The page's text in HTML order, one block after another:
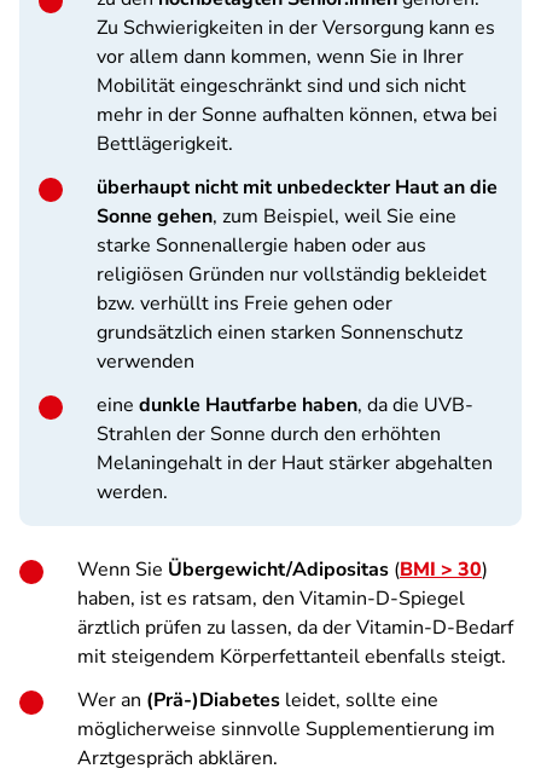
Zu Schwierigkeiten in der Versorgung kann es
vor allem dann kommen, wenn Sie in Ihrer
Mobilität eingeschränkt sind und sich nicht
mehr in der Sonne aufhalten können, etwa bei
Bettlägerigkeit.
überhaupt nicht mit unbedeckter Haut an die
Sonne gehen, zum Beispiel, weil Sie eine
starke Sonnenallergie haben oder aus
religiösen Gründen nur vollständig bekleidet
bzw. verhüllt ins Freie gehen oder
grundsätzlich einen starken Sonnenschutz
verwenden
eine dunkle Hautfarbe haben, da die UVB-
Strahlen der Sonne durch den erhöhten
Melaningehalt in der Haut stärker abgehalten
werden.
Wenn Sie Übergewicht/Adipositas (BMI > 30)
haben, ist es ratsam, den Vitamin-D-Spiegel
ärztlich prüfen zu lassen, da der Vitamin-D-Bedarf
mit steigendem Körperfettanteil ebenfalls steigt.
Wer an (Prä-)Diabetes leidet, sollte eine
möglicherweise sinnvolle Supplementierung im
Arztgespräch abklären.